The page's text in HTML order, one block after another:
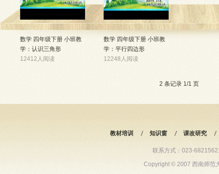
数学 四年级下册 小班教
学：认识三角形
12412人阅读
数学 四年级下册 小班教
学：平行四边形
12248人阅读
2 条记录 1/1 页
教材培训 知识窗 课改研究
联系方式：023-
Copyright © 2007 西南师范